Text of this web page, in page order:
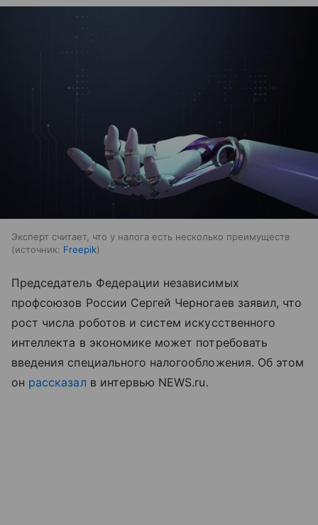
Эксперт считает, что у налога есть несколько преимуществ
источник: Freepik
Председатель Федерации независимых
профсоюзов России Сергей Черногаев заявил, что
рост числа роботов и систем искусственного
интеллекта в экономике может потребовать
введения специального налогообложения. Об этом
он рассказалв интервью NEWS.ru.